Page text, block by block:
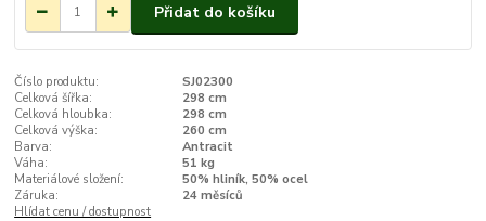
Přidat do košíku
Číslo produktu:
SJ02300
Celková šířka:
298 cm
Celková hloubka:
298 cm
Celková výška:
260 cm
Barva:
Antracit
Váha:
51 kg
Materiálové složení:
50% hliník, 50% ocel
Záruka:
24 měsíců
Hlídat cenu / dostupnost